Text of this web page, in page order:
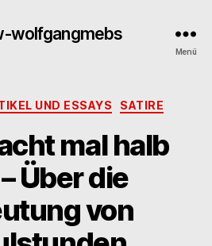
wolfgangmebs
Menü
Kategorien
UND ESSAYS SATIRE
mal halb
Über die
von